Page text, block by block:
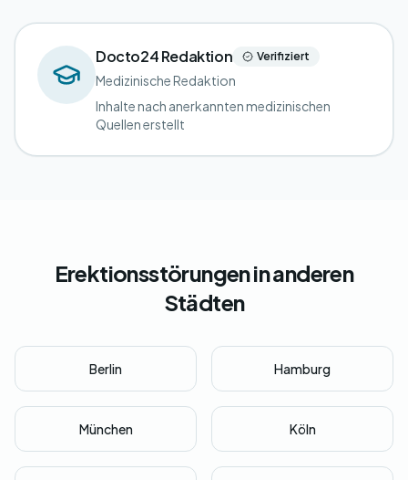
Docto24 Redaktion Verifiziert
Medizinische Redaktion
Inhalte nach anerkannten medizinischen
Quellen erstellt
Erektionsstörungen in anderen
Städten
Berlin Hamburg
München Köln